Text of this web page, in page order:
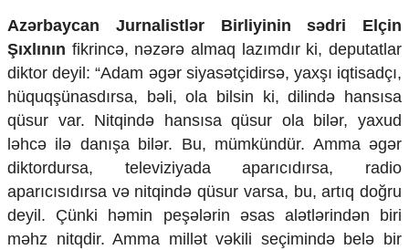
Azərbaycan Jurnalistlər Birliyinin sədri Elçin
Şıxlının fikrincə, nəzərə almaq lazımdır ki, deputatlar
diktor deyil: “Adam əgər siyasətçidirsə, yaxşı iqtisadçı,
hüquqşünasdırsa, bəli, ola bilsin ki, dilində hansısa
qüsur var. Nitqində hansısa qüsur ola bilər, yaxud
ləhcə ilə danışa bilər. Bu, mümkündür. Amma əgər
diktordursa, televiziyada aparıcıdırsa, radio
aparıcısıdırsa və nitqində qüsur varsa, bu, artıq doğru
deyil. Çünki həmin peşələrin əsas alətlərindən biri
məhz nitqdir. Amma millət vəkili seçimində belə bir